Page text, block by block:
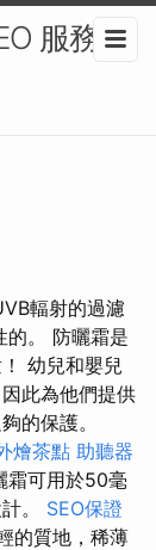
服務 -
輻射的過濾
的。 防曬霜是
幼兒和嬰兒
此為他們提供
的保護。
燴茶點 助聽器
霜可用於50毫
。 SEO保證
的質地，稀薄